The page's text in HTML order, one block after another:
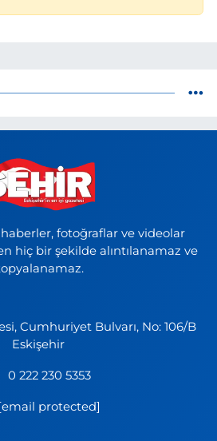
fotoğraflar ve videolar
hiç bir şekilde alıntılanamaz ve
Cumhuriyet Bulvarı, No: 106/B
Eskişehir
0 222 230 5353
protected]